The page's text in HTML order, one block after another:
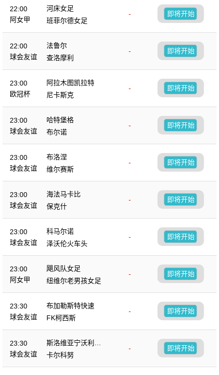
22:00
阿女甲
河床女足
-
班菲尔德女足
即将开始
22:00
球会友谊
法鲁尔
-
查洛摩利
即将开始
23:00
欧冠杯
阿拉木图凯拉特
-
尼卡斯克
即将开始
23:00
球会友谊
哈特堡格
-
布尔诺
即将开始
23:00
球会友谊
布洛涅
-
维尔赛斯
即将开始
23:00
球会友谊
海法马卡比
-
保克什
即将开始
23:00
球会友谊
科马尔诺
-
泽沃伦火车头
即将开始
23:00
阿女甲
飓风队女足
-
纽维尔老男孩女足
即将开始
23:30
球会友谊
布加勒斯特快速
-
FK柯西斯
即将开始
23:30
球会友谊
斯洛维亚宁沃利博
茨
-
卡尔科努
即将开始